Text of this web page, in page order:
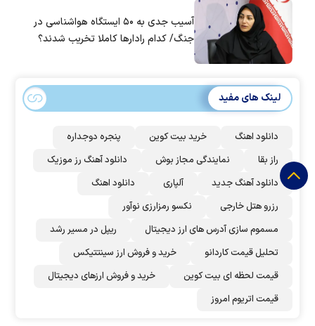
آسیب جدی به ۵۰ ایستگاه هواشناسی در
جنگ/ کدام رادار‌ها کاملا تخریب شدند؟
لینک های مفید
دانلود اهنگ خرید بیت کوین
پنجره دوجداره
راز بقا
نمایندگی مجاز بوش
دانلود آهنگ رز‌ موزیک
دانلود آهنگ جدید
آلپاری
دانلود اهنگ
رزرو هتل خارجی
نکسو رمزارزی نوآور
مسموم سازی آدرس های ارز دیجیتال
ریپل در مسیر رشد
تحلیل قیمت کاردانو
خرید و فروش ارز سینتتیکس
قیمت لحظه ای بیت کوین
خرید و فروش ارزهای دیجیتال
قیمت اتریوم امروز